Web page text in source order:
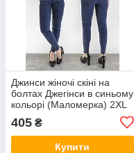
Джинси жіночі скіні на
болтах Джегінси в синьому
кольорі (Маломерка) 2XL
405 ₴
Купити